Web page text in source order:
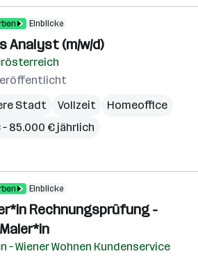
Einblicke
Analyst (m/w/d)
Stadt
Vollzeit
Homeoffice
85.000 € jährlich
Einblicke
Rechnungsprüfung -
– Wiener Wohnen Kundenservice